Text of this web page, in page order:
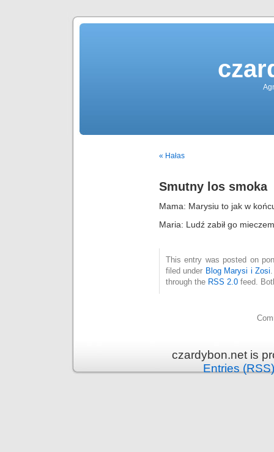
« Hałas
Smutny los smoka
Mama: Marysiu to jak w
Maria: Ludź zabił go
This entry was posted on
filed under Blog Marysi i Zosi
through the RSS 2.0 feed.
czardybon.net is
Entries (RSS)